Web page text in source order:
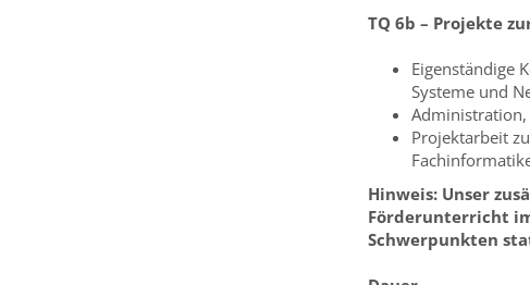
TQ 6b – Projekte
Eigenständige
Systeme und
Administration,
Projektarbeit
Hinweis: Unser
Förderunterricht
Schwerpunkten